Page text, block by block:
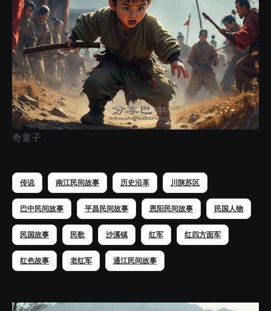
奇童子
传说 南江民间故事 历史沿革 川陕苏区
巴中民间故事 平昌民间故事 恩阳民间故事 民国人物
民国故事 民歌 沙溪镇 红军 红四方面军
红色故事 老红军 通江民间故事